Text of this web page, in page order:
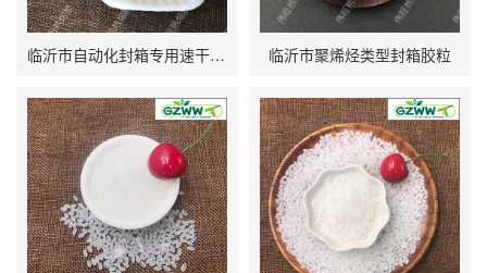
临沂市自动化封箱专用速干型热熔胶粒 临沂市聚烯烃类型封箱胶粒